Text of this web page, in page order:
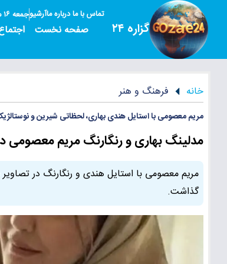
گزاره ۲۴
تماس با مادرباره ماآرشیوجمعه ۱۶ مرداد ۱۴۰۵
صفحه نخست
خانه فرهنگ و هنر
مریم معصومی با استایل هندی بهاری، لحظاتی شیرین و
مدلینگ بهاری و رنگارنگ مریم معصومی
مریم معصومی با استایل هندی و رنگارنگ در تصاویر
گذاشت.